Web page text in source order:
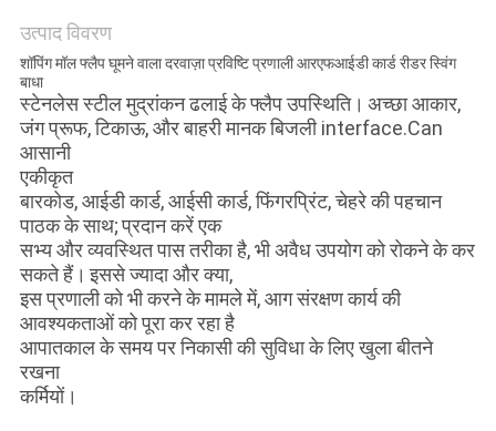
उत्पाद विवरण
शॉपिंग मॉल फ्लैप घूमने वाला दरवाज़ा प्रविष्टि प्रणाली आरएफआईडी कार्ड रीडर स्विंग
बाधा
स्टेनलेस स्टील मुद्रांकन ढलाई के फ्लैप उपस्थिति। अच्छा आकार,
जंग प्रूफ, टिकाऊ, और बाहरी मानक बिजली interface.Can
आसानी
एकीकृत
बारकोड, आईडी कार्ड, आईसी कार्ड, फिंगरप्रिंट, चेहरे की पहचान
पाठक के साथ;प्रदान करें एक
सभ्य और व्यवस्थित पास तरीका है, भी अवैध उपयोग को रोकने के कर
सकते हैं। इससे ज्यादा और क्या,
इस प्रणाली को भी करने के मामले में, आग संरक्षण कार्य की
आवश्यकताओं को पूरा कर रहा है
आपातकाल के समय पर निकासी की सुविधा के लिए खुला बीतने
रखना
कर्मियों।